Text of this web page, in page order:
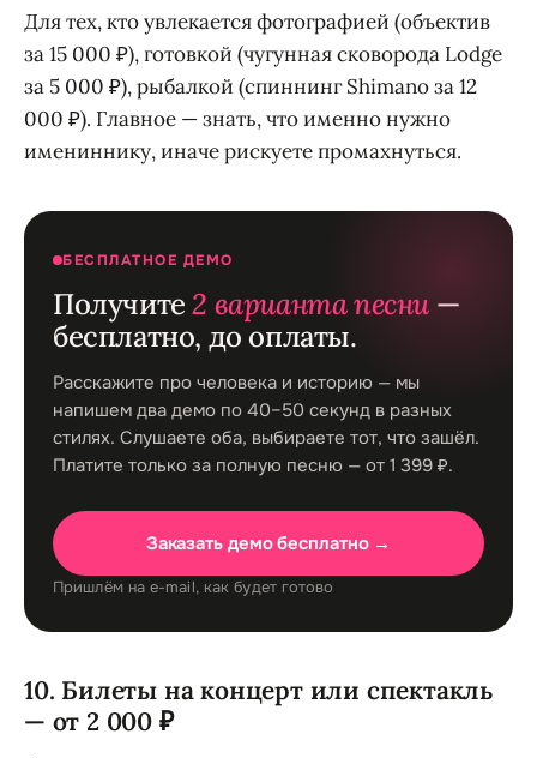
Для тех, кто увлекается фотографией (объектив
за 15 000 ₽), готовкой (чугунная сковорода Lodge
за 5 000 ₽), рыбалкой (спиннинг Shimano за 12
000 ₽). Главное — знать, что именно нужно
имениннику, иначе рискуете промахнуться.
БЕСПЛАТНОЕ ДЕМО
Получите2 варианта песни —
бесплатно, до оплаты.
Расскажите про человека и историю — мы
напишем два демо по 40–50 секунд в разных
стилях. Слушаете оба, выбираете тот, что зашёл.
Платите только за полную песню — от 1 399 ₽.
Заказать демо бесплатно →
Пришлём на e-mail, как будет готово
10. Билеты на концерт или спектакль
— от 2 000 ₽